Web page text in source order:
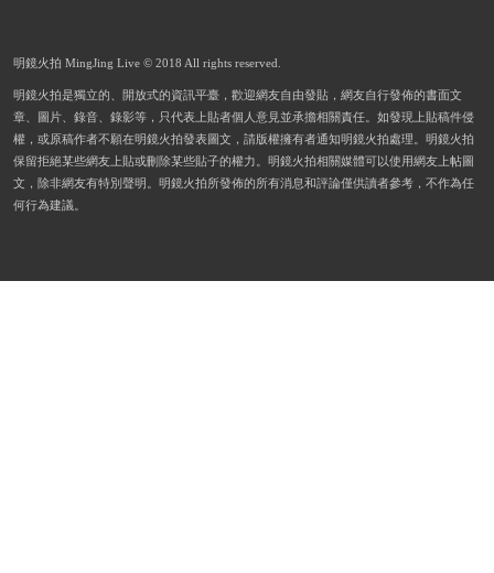
明鏡火拍 MingJing Live © 2018 All rights reserved.
明鏡火拍是獨立的、開放式的資訊平臺，歡迎網友自由發貼，網友自行發佈的書面文
章、圖片、錄音、錄影等，只代表上貼者個人意見並承擔相關責任。如發現上貼稿件侵
權，或原稿作者不願在明鏡火拍發表圖文，請版權擁有者通知明鏡火拍處理。明鏡火拍
保留拒絕某些網友上貼或刪除某些貼子的權力。明鏡火拍相關媒體可以使用網友上帖圖
文，除非網友有特別聲明。明鏡火拍所發佈的所有消息和評論僅供讀者參考，不作為任
何行為建議。